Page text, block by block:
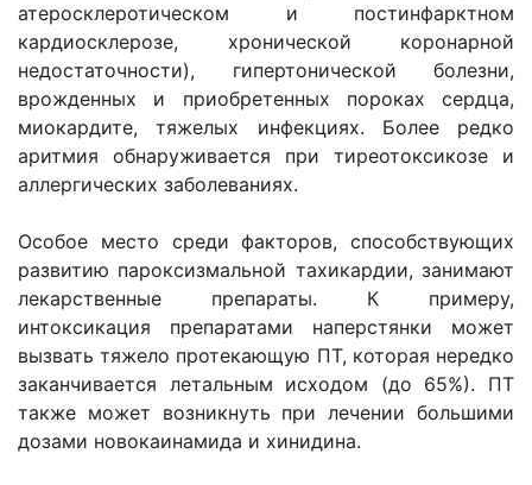
атеросклеротическом и постинфарктном
кардиосклерозе, хронической коронарной
недостаточности), гипертонической болезни,
врожденных и приобретенных пороках сердца,
миокардите, тяжелых инфекциях. Более редко
аритмия обнаруживается при тиреотоксикозе и
аллергических заболеваниях.
Особое место среди факторов, способствующих
развитию пароксизмальной тахикардии, занимают
лекарственные препараты. К примеру,
интоксикация препаратами наперстянки может
вызвать тяжело протекающую ПТ, которая нередко
заканчивается летальным исходом (до 65%). ПТ
также может возникнуть при лечении большими
дозами новокаинамида и хинидина.